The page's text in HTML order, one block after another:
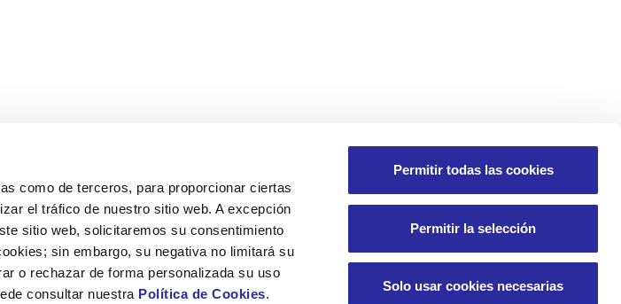
como de terceros, para proporcionar ciertas
el tráfico de nuestro sitio web. A excepción
sitio web, solicitaremos su consentimiento
sin embargo, su negativa no limitará su
o rechazar de forma personalizada su uso
consultar nuestra Política de Cookies.
Permitir todas las cookies
Permitir la selección
Solo usar cookies necesarias